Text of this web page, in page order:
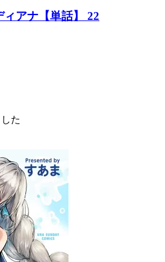
アナ【単話】 22
た